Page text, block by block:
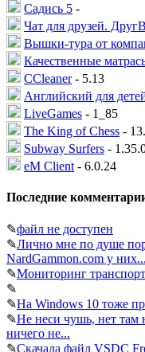
Садись 5 -
Чат для друзей.
Вышки-тура от
Качественные
CCleaner- 5.13
Английский для
LiveGames - 1_85
The King of Chess -
Subway Surfers -
eM Client - 6.0.24
Последние
✎файл не доступен
✎Лично мне по душе
NardGammon.com у них...
✎Мониторинг
✎
✎На Windows 10 тоже
✎Не неси чушь, нет там
ничего не...
✎Скачала файл VSDC